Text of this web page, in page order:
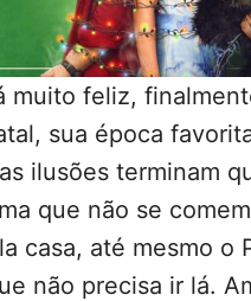
muito feliz,
sua época
ilusões terminam
que não se
casa, até mesmo o
não precisa ir lá.